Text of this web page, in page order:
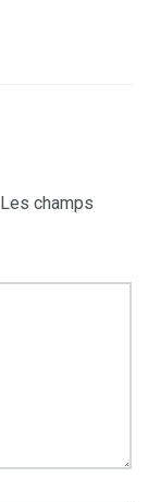
Les champs